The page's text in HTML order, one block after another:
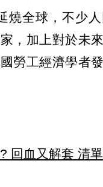
燒全球，不少
，加上對於未
勞工經濟學者
回血又解套 清